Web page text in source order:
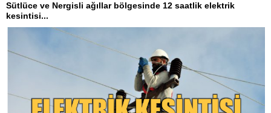
Sütlüce ve Nergisli ağıllar bölgesinde 12 saatlik elektrik
kesintisi...